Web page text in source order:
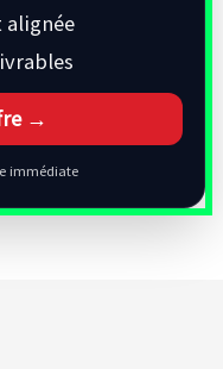
alignée
→
immédiate